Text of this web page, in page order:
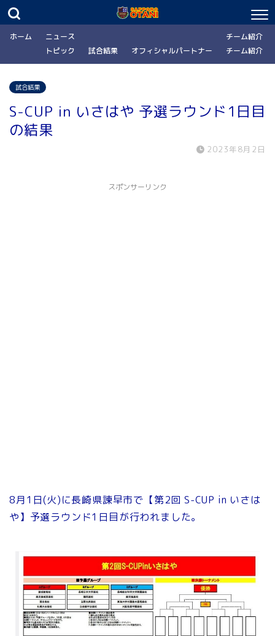
ホーム
ニュース
トピック
試合結果 オフィシャルパートナー
チーム紹介
チーム紹介
試合結果
S-CUP in いさはや 予選ラウンド1日目
の結果
2023年8月2日
スポンサーリンク
8月1日(火)に長崎県諫早市で【第2回 S-CUP in いさは
や】予選ラウンド1日目が行われました。